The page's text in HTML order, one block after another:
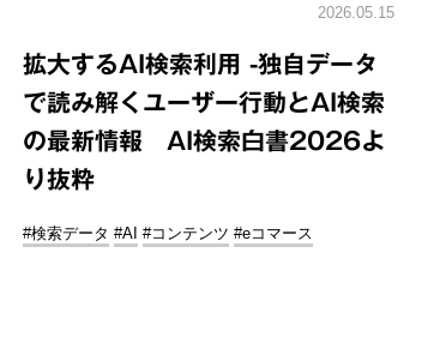
2026.05.15
拡大するAI検索利用 -独自データ
で読み解くユーザー行動とAI検索
の最新情報 AI検索白書2026よ
り抜粋
#検索データ #AI #コンテンツ #eコマース